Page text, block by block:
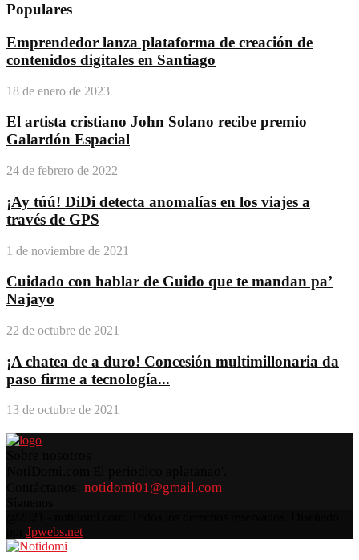
Populares
Emprendedor lanza plataforma de creación de
contenidos digitales en Santiago
18 de enero de 2023
El artista cristiano John Solano recibe premio
Galardón Espacial
24 de febrero de 2022
¡Ay túú! DiDi detecta anomalías en los viajes a
través de GPS
1 de noviembre de 2021
Cuidado con hablar de Guido que te mandan pa’
Najayo
22 de octubre de 2021
¡A chatea de a duro! Concesión multimillonaria da
paso firme a tecnología...
13 de octubre de 2021
notidomi01@gmail.com
Jpwebs.net